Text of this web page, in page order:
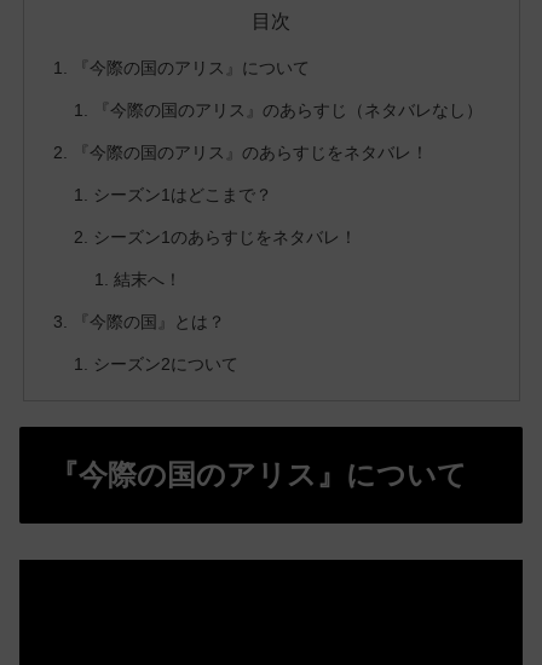
目次
『今際の国のアリス』について
『今際の国のアリス』のあらすじ（ネタバレなし）
『今際の国のアリス』のあらすじをネタバレ！
シーズン1はどこまで？
シーズン1のあらすじをネタバレ！
結末へ！
『今際の国』とは？
シーズン2について
『今際の国のアリス』について